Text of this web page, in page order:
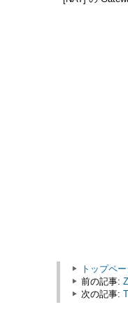
トップペ
前の記事:
次の記事: